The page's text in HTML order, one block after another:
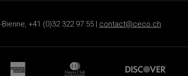
+41 (0)32 322 97 55 | contact@ceco.ch